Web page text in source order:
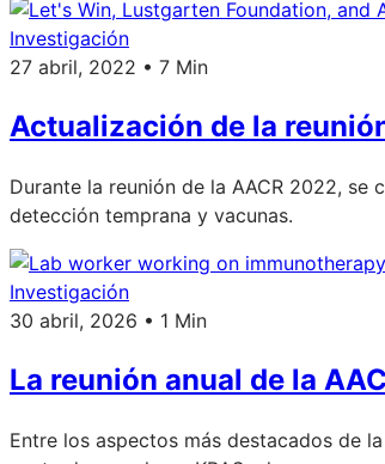
Investigación
27 abril, 2022 • 7 Min
Actualización de la
Durante la reunión de la AACR 2022,
detección temprana y vacunas.
Investigación
30 abril, 2026 • 1 Min
La reunión anual de la
Entre los aspectos más destacados de